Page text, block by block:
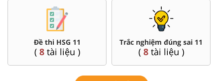
Đề thi HSG 11
( 8tài liệu )
Trắc nghiệm đúng sai 11
( 8tài liệu )